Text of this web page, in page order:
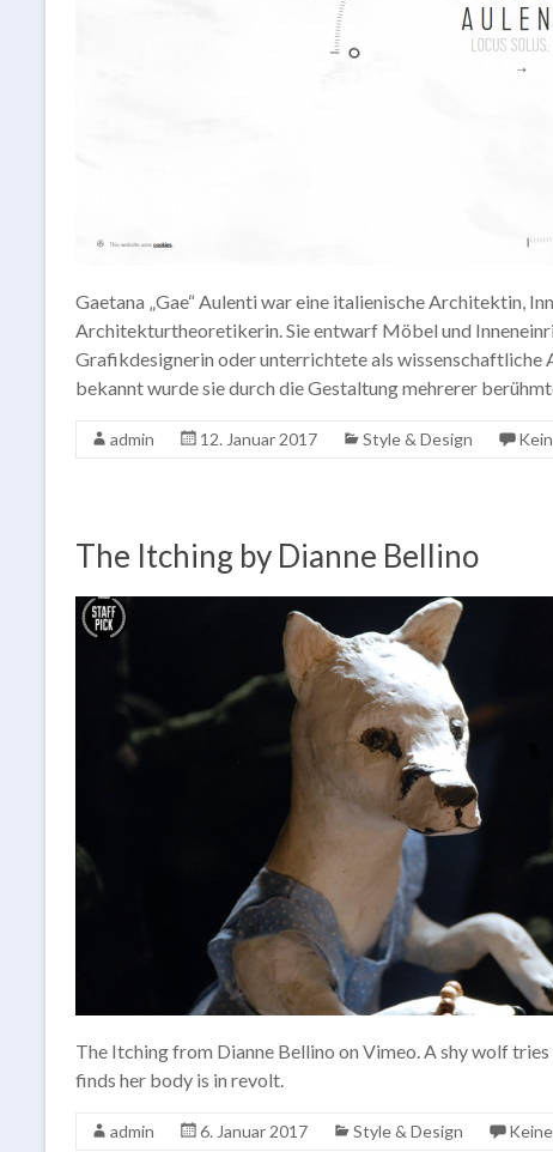
Gaetana „Gae“ Aulenti war eine italienische Architektin,
Architekturtheoretikerin. Sie entwarf Möbel und
Grafikdesignerin oder unterrichtete als
bekannt wurde sie durch die Gestaltung mehrerer
admin 12. Januar 2017 Style & Design
The Itching by Dianne Bellino
The Itching from Dianne Bellino on Vimeo. A shy wolf
finds her body is in revolt.
admin 6. Januar 2017 Style & Design